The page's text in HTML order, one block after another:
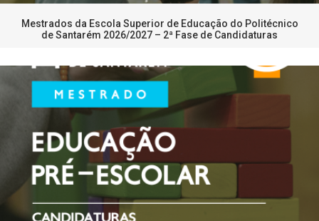
Mestrados da Escola Superior de Educação do Politécnico
de Santarém 2026/2027 – 2ª Fase de Candidaturas